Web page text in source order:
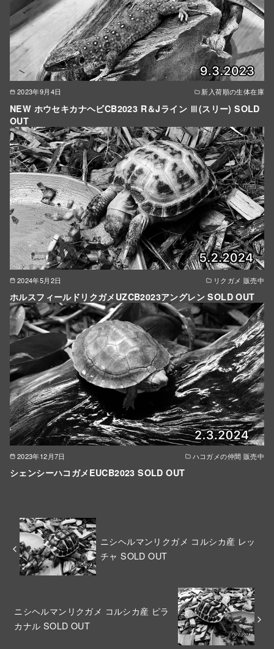
2023年9月4日 新入荷順の生体在庫
NEW ホウセキカナヘビCB2023 R＆Jライン Ⅲ(スリー) SOLD
OUT
2024年5月2日 リクガメ 販売中
ホルスフィールドリクガメUZCB2023アングレン SOLD OUT
2023年12月7日 ハコガメの仲間 販売中
シェンシーハコガメEUCB2023 SOLD OUT
ニシヘルマンリクガメ コルシカ産 レッ
チャ SOLD OUT
ニシヘルマンリクガメ コルシカ産 ピラ
カナル SOLD OUT